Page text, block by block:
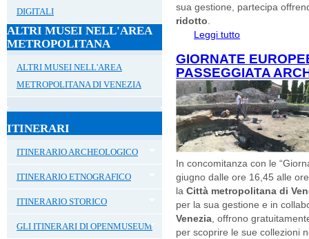
DIGITALI
ALTRI MUSEI NELL'AREA
METROPOLITANA
ALTRI MUSEI NELL'AREA
METROPOLITANA DI VENEZIA
ITINERARI
ITINERARIO ARCHEOLOGICO
ITINERARIO ETNOGRAFICO
ITINERARIO STORICO
GLI ITINERARI DI OPENMUSEUM
sua gestione, partecipa
ridotto
Leggi tutto
GIORNATE
PASSEGGIATA
In concomitanza con le
giugno dalle ore 16,45 alle
laCittà metropolitana di
per la sua gestione e in
Venezia , offrono
per scoprire le sue collezioni